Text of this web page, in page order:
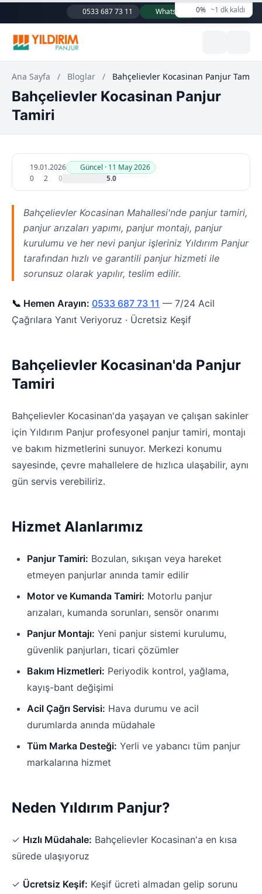
0533 687 73 11 WhatsApp 0% ~1 dk kaldı
Ana Sayfa / Bloglar / Bahçelievler Kocasinan Panjur Tamiri
Bahçelievler Kocasinan Panjur
Tamiri
19.01.2026
Güncel · 11 May 2026
0
2 0 5.0
Bahçelievler Kocasinan Mahallesi'nde panjur tamiri,
panjur arızaları yapımı, panjur montajı, panjur
kurulumu ve her nevi panjur işleriniz Yıldırım Panjur
tarafından hızlı ve garantili panjur hizmeti ile
sorunsuz olarak yapılır, teslim edilir.
📞 Hemen Arayın: 0533 687 73 11 — 7/24 Acil
Çağrılara Yanıt Veriyoruz · Ücretsiz Keşif
Bahçelievler Kocasinan'da Panjur
Tamiri
Bahçelievler Kocasinan'da yaşayan ve çalışan sakinler
için Yıldırım Panjur profesyonel panjur tamiri, montajı
ve bakım hizmetlerini sunuyor. Merkezi konumu
sayesinde, çevre mahallelere de hızlıca ulaşabilir, aynı
gün servis verebiliriz.
Hizmet Alanlarımız
Panjur Tamiri: Bozulan, sıkışan veya hareket
etmeyen panjurlar anında tamir edilir
Motor ve Kumanda Tamiri: Motorlu panjur
arızaları, kumanda sorunları, sensör onarımı
Panjur Montajı: Yeni panjur sistemi kurulumu,
güvenlik panjurları, ticari çözümler
Bakım Hizmetleri: Periyodik kontrol, yağlama,
kayış-bant değişimi
Acil Çağrı Servisi: Hava durumu ve acil
durumlarda anında müdahale
Tüm Marka Desteği: Yerli ve yabancı tüm panjur
markalarına hizmet
Neden Yıldırım Panjur?
✓ Hızlı Müdahale: Bahçelievler Kocasinan'a en kısa
sürede ulaşıyoruz
✓ Ücretsiz Keşif: Keşif ücreti almadan gelip sorunu